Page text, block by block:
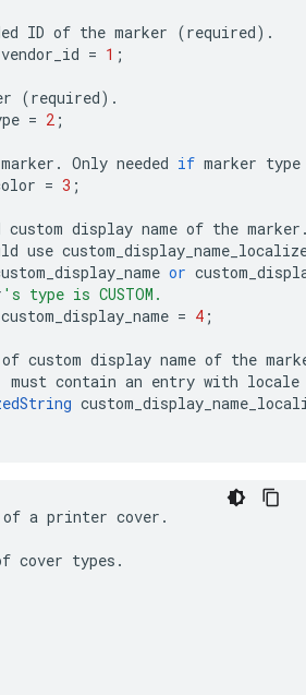
ID of the marker (required) .
vendor_id = 1 ;
(required) .
= 2 ;
marker . Only needed if marker type
= 3 ;
custom display name of the marker
use
or
's type is CUSTOM.
custom_display_name = 4 ;
of custom display name of the
must contain an entry with locale
of a printer cover .
cover types .